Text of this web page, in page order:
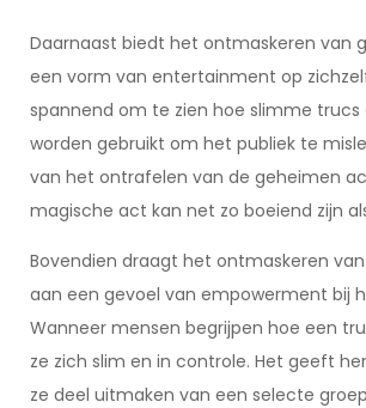
Daarnaast biedt het ontmaskeren van
een vorm van entertainment op
spannend om te zien hoe slimme trucs
worden gebruikt om het publiek te
van het ontrafelen van de geheimen
magische act kan net zo boeiend zijn
Bovendien draagt het ontmaskeren
aan een gevoel van empowerment bij
Wanneer mensen begrijpen hoe een
ze zich slim en in controle. Het geeft
ze deel uitmaken van een selecte